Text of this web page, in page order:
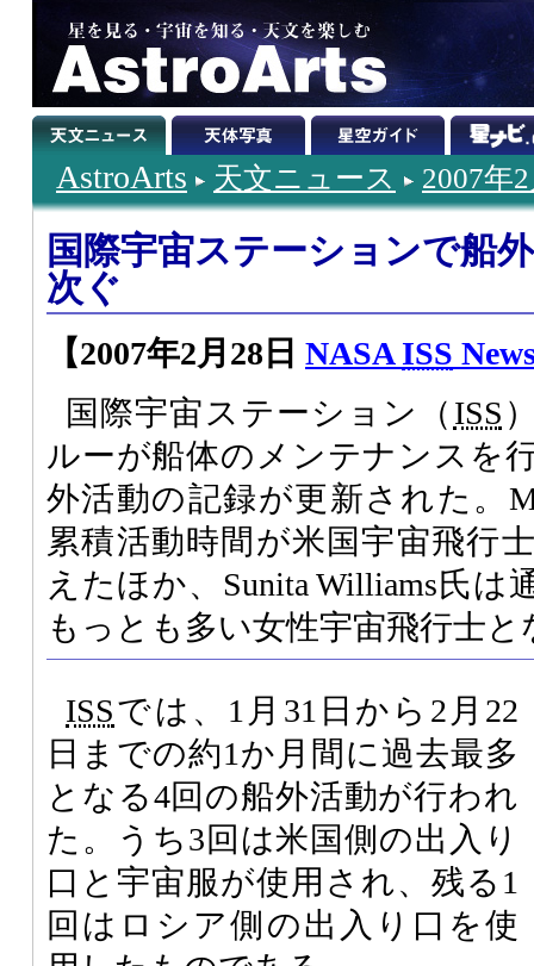
AstroArts 天文ニュース 2007年
国際宇宙ステーションで船
次ぐ
【2007年2月28日 NASAISS
国際宇宙ステーション（ ISS
ルーが船体のメンテナンスを
外活動の記録が更新された。
累積活動時間が米国宇宙飛行
えたほか、Sunita Williams氏は
もっとも多い女性宇宙飛行士と
ISSでは、1月31日から2月22
日までの約1か月間に過去最多
となる4回の船外活動が行われ
た。うち3回は米国側の出入り
口と宇宙服が使用され、残る1
回はロシア側の出入り口を使